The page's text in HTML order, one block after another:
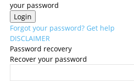
your password
Forgot your password? Get help
DISCLAIMER
Password recovery
Recover your password